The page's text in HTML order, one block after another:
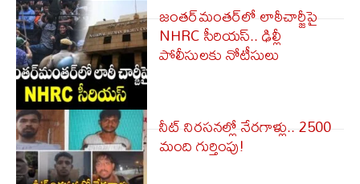
జంతర్‌మంతర్‌లో లాఠీచార్జీపై
NHRC సీరియస్.. ఢిల్లీ
పోలీసులకు నోటీసులు
నీట్ నిరసనల్లో నేరగాళ్లు.. 2500
మంది గుర్తింపు!